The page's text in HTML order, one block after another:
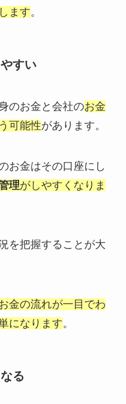
ます。
すい
のお金と会社のお金
可能性があります。
お金はその口座にし
理がしやすくなりま
を把握することが大
金の流れが一目でわ
になります。
る